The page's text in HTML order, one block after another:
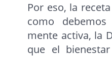
Por eso, la
como
mente activa, la
que el